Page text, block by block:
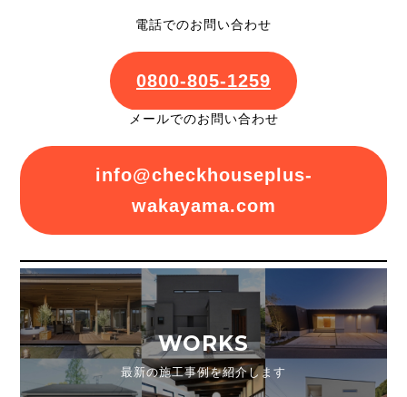
電話でのお問い合わせ
0800-805-1259
メールでのお問い合わせ
info@checkhouseplus-
wakayama.com
WORKS
最新の施工事例を紹介します